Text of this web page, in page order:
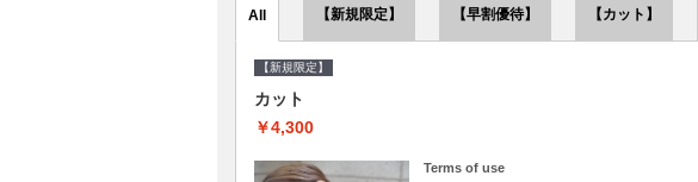
All 【新規限定】 【早割優待】 【カット】
【新規限定】
カット
￥4,300
Terms of use